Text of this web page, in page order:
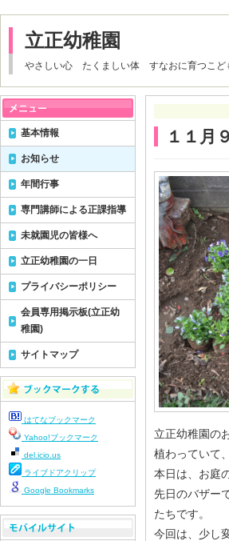
立正幼稚園
やさしい心 たくましい体 すなおに育つこど
１１月
立正幼稚園の
植わっていて
本日は、お庭
先日のバザー
たちです。
今回は、少し
基本情報
お知らせ
年間行事
専門講師による正課指導
未就園児の皆様へ
立正幼稚園の一日
プライバシーポリシー
会員専用掲示板(立正幼
稚園)
サイトマップ
はてなブックマーク
Yahoo!ブックマーク
del.icio.us
ライブドアクリップ
Google Bookmarks